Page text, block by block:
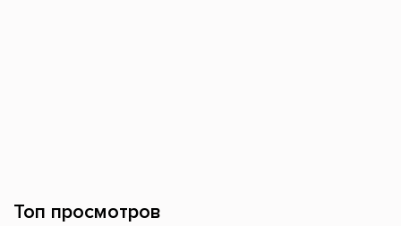
Топ просмотров